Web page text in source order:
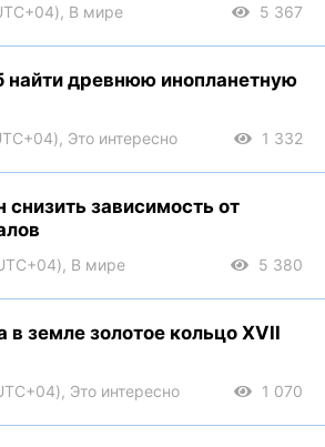
В мире 5 367
найти древнюю инопланетную
Это интересно 1 332
зависимость от
В мире 5 380
земле золотое кольцо XVII
Это интересно 1 070